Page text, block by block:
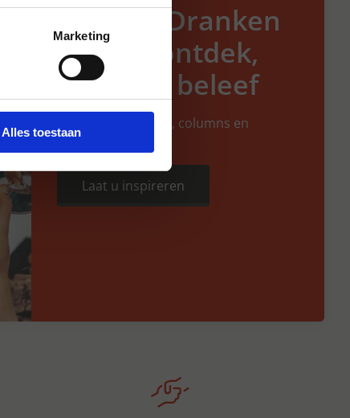
Marketing
Alles toestaan
Hansen Dranken
vertelt: ontdek,
proef en beleef
Interessant nieuws, columns en
blogartikelen
Laat u inspireren